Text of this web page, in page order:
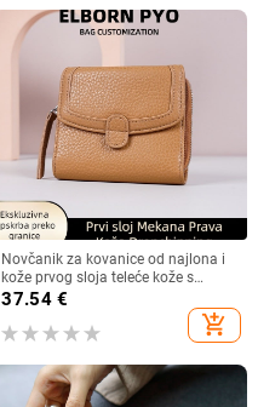
Novčanik za kovanice od najlona i
kože prvog sloja teleće kože s
mikrovlaknom, jednofarban uzorak,
gradski stil, ultralak, zaštita od
krađe
37.54€
add_shopping_cart